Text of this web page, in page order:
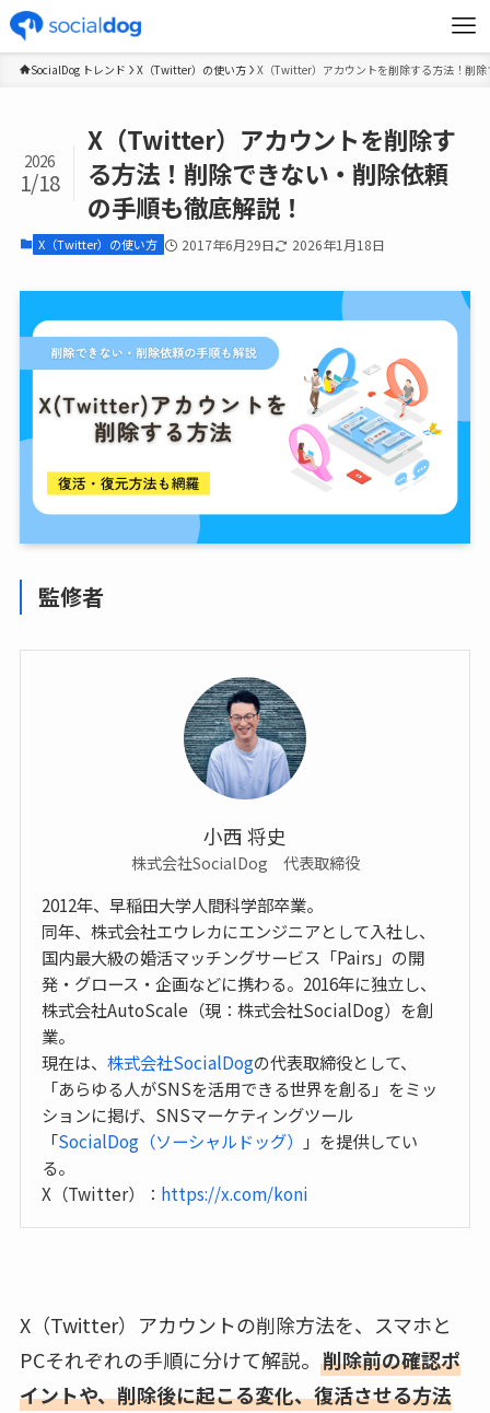
SocialDog トレンド X（Twitter）の使い方 X（Twitter）アカウントを削除する方法！削
X（Twitter）アカウントを削除す
る方法！削除できない・削除依頼
の手順も徹底解説！
2026
1/18
X（Twitter）の使い方 2017年6月29日 2026年1月18日
監修者
小西 将史
株式会社SocialDog 代表取締役
2012年、早稲田大学人間科学部卒業。
同年、株式会社エウレカにエンジニアとして入社し、
国内最大級の婚活マッチングサービス「Pairs」の開
発・グロース・企画などに携わる。2016年に独立し、
株式会社AutoScale（現：株式会社SocialDog）を創
業。
現在は、株式会社SocialDogの代表取締役として、
「あらゆる人がSNSを活用できる世界を創る」をミッ
ションに掲げ、SNSマーケティングツール
「SocialDog（ソーシャルドッグ）
」を提供してい
る。
X（Twitter）： https://x.com/koni
X（Twitter）アカウントの削除方法を、スマホと
PCそれぞれの手順に分けて解説。 削除前の確認ポ
イントや、削除後に起こる変化、復活させる方法